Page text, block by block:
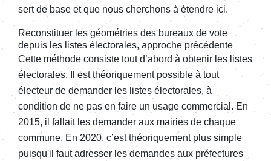
sert de base et que nous cherchons à étendre ici.
Reconstituer les géométries des bureaux de vote
depuis les listes électorales, approche précédente
Cette méthode consiste tout d’abord à obtenir les listes
électorales. Il est théoriquement possible à tout
électeur de demander les listes électorales, à
condition de ne pas en faire un usage commercial. En
2015, il fallait les demander aux mairies de chaque
commune. En 2020, c’est théoriquement plus simple
puisqu'il faut adresser les demandes aux préfectures